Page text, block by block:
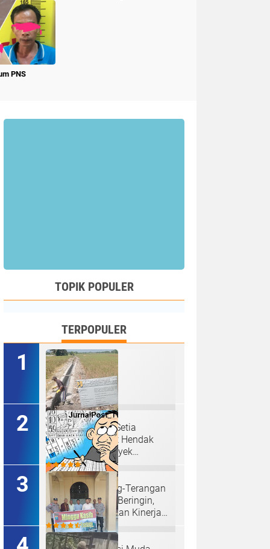
PNS
TOPIK POPULER
TERPOPULER
Ketua P3A Tirta Setia
Menghindar Saat Hendak
Dikonfirmasi, Proyek
Pembangunan Irigasi Diduga
Mark Up
Judi Togel Terang-Terangan
Di Lubuk Pakam Beringin,
Warga Pertanyakan Kinerja
Polresta Deli Serdang